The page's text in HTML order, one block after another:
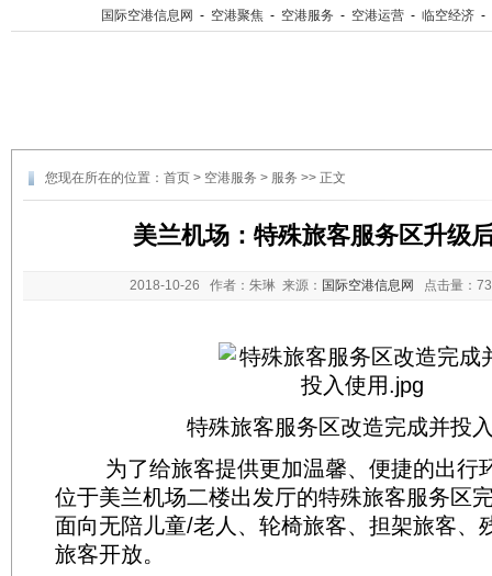
国际空港信息网 - 空港聚焦 - 空港服务 - 空港运营 - 临空经济 -
您现在所在的位置： 首页 > 空港服务 > 服务 >> 正文
美兰机场：特殊旅客服务区升级
2018-10-26 作者：朱琳 来源： 国际空港信息网 点击量：
特殊旅客服务区改造完成并投
为了给旅客提供更加温馨、便捷的出行
位于美兰机场二楼出发厅的特殊旅客服务区
面向无陪儿童/老人、轮椅旅客、担架旅客、
旅客开放。